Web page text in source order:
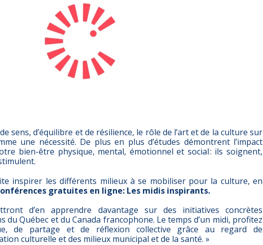
sens, d’équilibre et de résilience, le rôle de l’art et de la culture sur
une nécessité. De plus en plus d’études démontrent l’impact
bien-être physique, mental, émotionnel et social : ils soignent,
inspirer les différents milieux à se mobiliser pour la culture, en
gratuites en ligne: Les midis inspirants.
d’en apprendre davantage sur des initiatives concrètes
du Québec et du Canada francophone. Le temps d’un midi, profitez
de partage et de réflexion collective grâce au regard de
culturelle et des milieux municipal et de la santé. »